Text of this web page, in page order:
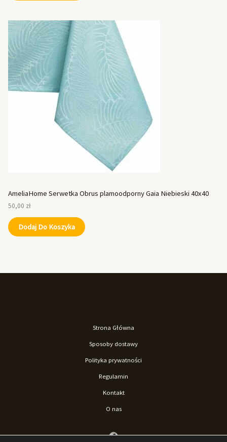
AmeliaHome Serwetka Obrus plamoodporny Gaia Niebieski 40x40
50,00 zł
Dodaj Do Koszyka
Strona Główna
Sposoby dostawy
Polityka prywatności
Regulamin
Kontakt
O nas